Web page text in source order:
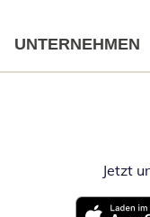
UNTERNEHMEN
Jetzt